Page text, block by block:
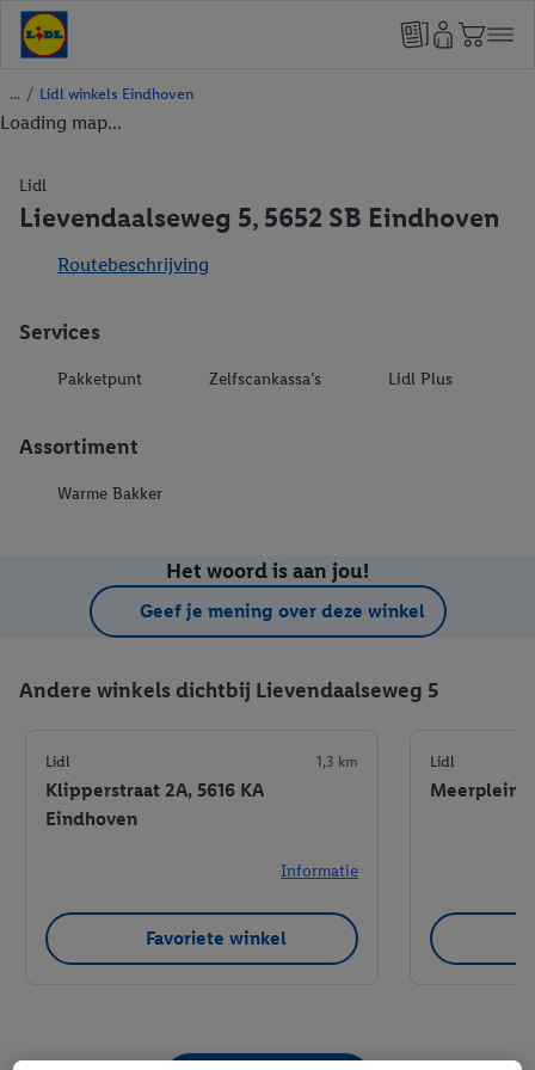
/ Lidl winkels Eindhoven
Loading map...
Lidl
Lievendaalseweg 5, 5652 SB Eindhoven
Routebeschrijving
Services
Pakketpunt Zelfscankassa’s Lidl Plus
Assortiment
Warme Bakker
Het woord is aan jou!
Geef je mening over deze winkel
Andere winkels dichtbij Lievendaalseweg 5
Lidl 1,3 km
Klipperstraat 2A, 5616 KA
Eindhoven
Informatie
Favoriete winkel
Lidl
Meerplein